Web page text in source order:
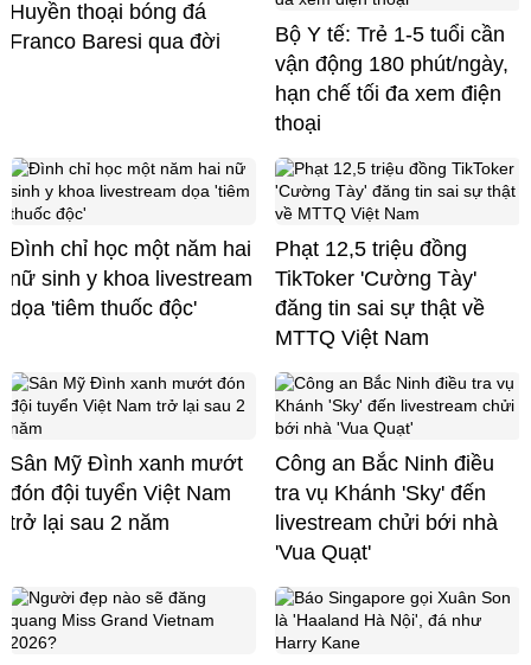
Huyền thoại bóng đá
Franco Baresi qua đời
Bộ Y tế: Trẻ 1-5 tuổi cần
vận động 180 phút/ngày,
hạn chế tối đa xem điện
thoại
Đình chỉ học một năm hai
nữ sinh y khoa livestream
dọa 'tiêm thuốc độc'
Phạt 12,5 triệu đồng
TikToker 'Cường Tày'
đăng tin sai sự thật về
MTTQ Việt Nam
Sân Mỹ Đình xanh mướt
đón đội tuyển Việt Nam
trở lại sau 2 năm
Công an Bắc Ninh điều
tra vụ Khánh 'Sky' đến
livestream chửi bới nhà
'Vua Quạt'